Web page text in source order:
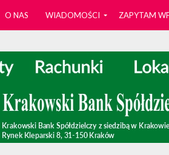
O NAS WIADOMOŚCI ZAPYTAM